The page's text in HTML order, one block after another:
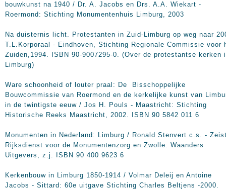
bouwkunst na 1940 / Dr. A. Jacobs en Drs. A.A. Wiekart -
Roermond: Stichting Monumentenhuis Limburg, 2003
Na duisternis licht. Protestanten in Zuid-Limburg op weg naar
T.L.Korporaal - Eindhoven, Stichting Regionale Commissie voor
Zuiden,1994. ISBN 90-9007295-0. (Over de protestantse kerken
Limburg)
Ware schoonheid of louter praal: De Bisschoppelijke
Bouwcommissie van Roermond en de kerkelijke kunst van
in de twintigste eeuw / Jos H. Pouls - Maastricht: Stichting
Historische Reeks Maastricht, 2002. ISBN 90 5842 011 6
Monumenten in Nederland: Limburg / Ronald Stenvert c.s. -
Rijksdienst voor de Monumentenzorg en Zwolle: Waanders
Uitgevers, z.j. ISBN 90 400 9623 6
Kerkenbouw in Limburg 1850-1914 / Volmar Deleij en Antoine
Jacobs - Sittard: 60e uitgave Stichting Charles Beltjens -2000.